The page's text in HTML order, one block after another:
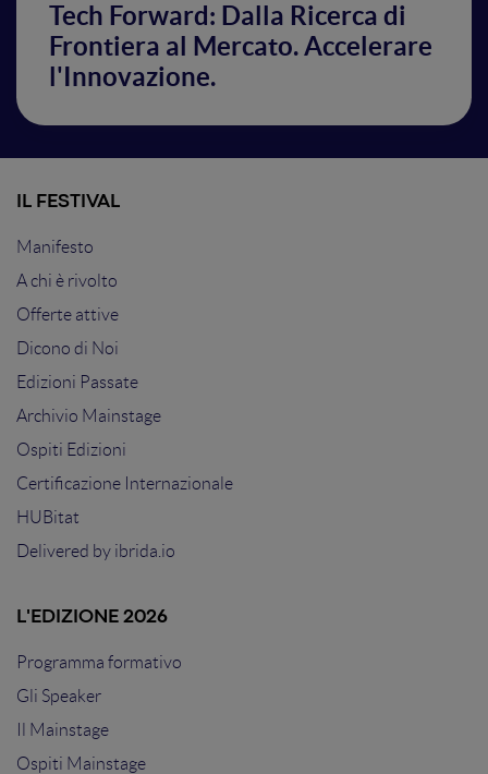
Tech Forward: Dalla Ricerca di
Frontiera al Mercato. Accelerare
l'Innovazione.
IL FESTIVAL
Manifesto
A chi è rivolto
Offerte attive
Dicono di Noi
Edizioni Passate
Archivio Mainstage
Ospiti Edizioni
Certificazione Internazionale
HUBitat
Delivered by ibrida.io
L'EDIZIONE 2026
Programma formativo
Gli Speaker
Il Mainstage
Ospiti Mainstage